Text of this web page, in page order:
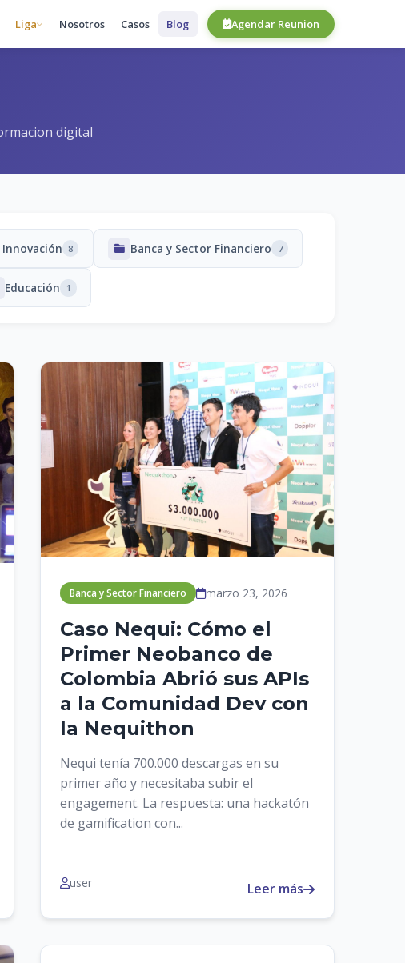
Liga Nosotros Casos Blog Agendar Reunion
digital
8 Banca y Sector Financiero 7
Educación 1
Banca y Sector Financiero marzo 23, 2026
Caso Nequi: Cómo el
Primer Neobanco de
Colombia Abrió sus APIs
a la Comunidad Dev con
la Nequithon
Nequi tenía 700.000 descargas en su
primer año y necesitaba subir el
engagement. La respuesta: una hackatón
de gamification con...
user Leer más